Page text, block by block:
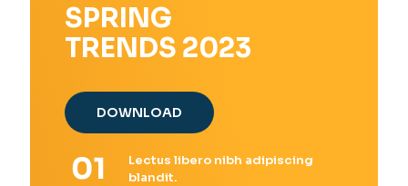
SPRING
TRENDS 2023
DOWNLOAD
Lectus libero nibh adipiscing
blandit.